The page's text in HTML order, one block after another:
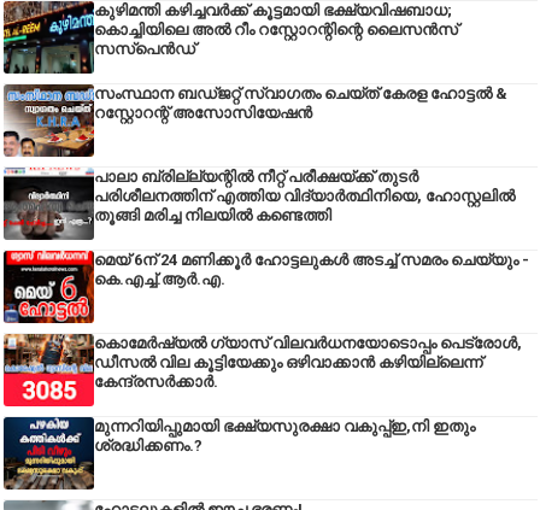
കുഴിമന്തി കഴിച്ചവർക്ക് കൂട്ടമായി ഭക്ഷ്യവിഷബാധ;
കൊച്ചിയിലെ അൽ റീം റസ്റ്റോറന്റിന്റെ ലൈസൻസ്
സസ്പെൻഡ്
സംസ്ഥാന ബഡ്‌ജറ്റ് സ്വാഗതം ചെയ്ത് കേരള ഹോട്ടൽ &
റസ്റ്റോറന്റ് അസോസിയേഷൻ
പാലാ ബ്രില്ല്യന്റിൽ നീറ്റ് പരീക്ഷയ്ക്ക് തുടർ
പരിശീലനത്തിന് എത്തിയ വിദ്യാർത്ഥിനിയെ, ഹോസ്റ്റലിൽ
തൂങ്ങി മരിച്ച നിലയിൽ കണ്ടെത്തി
മെയ് 6ന് 24 മണിക്കൂർ ഹോട്ടലുകൾ അടച്ച് സമരം ചെയ്യും -
കെ.എച്ച്.ആർ.എ.
കൊമേർഷ്യൽ ഗ്യാസ് വിലവർധനയോടൊപ്പം പെട്രോൾ,
ഡീസല്‍ വില കൂട്ടിയേക്കും ഒഴിവാക്കാന്‍ കഴിയില്ലെന്ന്
കേന്ദ്രസര്‍ക്കാര്‍.
മുന്നറിയിപ്പുമായി ഭക്ഷ്യസുരക്ഷാ വകുപ്പ്ഇ,നി ഇതും
ശ്രദ്ധിക്കണം.?